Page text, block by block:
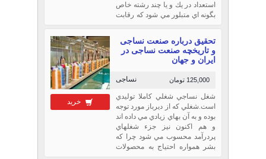
استعداد در يك و يا چند رشته خاص
بگونه اي متبلور مي شود كه رقابت
آن رشته ها بدلايل متعدد تا حدودي
دشوار و شايد عبث مي گردد. از
جمله هنرهائي كه در
خرید
تحقیق درباره صنعت نساجی
و تاریخچه صنعت نساجی در
ایران و جهان
نساجی 125,000 تومان
شغل نساجي شغلي كاملا توليدي
است.شغلي كه از ديرباز مورد توجه
بوده و به آن بهاي زيادي مي داده اند
و هم اكنون نيز جزء شغلهاي
پردرآمد محسوب مي شود چرا كه
بشر همواره احتياج به محصولات